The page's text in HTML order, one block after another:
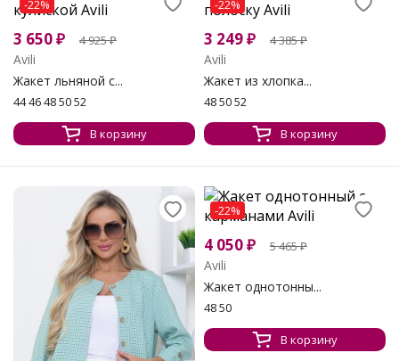
-22%
3 650₽ 4 925₽
Avili
Жакет льняной с...
44 46 48 50 52
В корзину
-22%
3 249₽ 4 385₽
Avili
Жакет из хлопка...
48 50 52
В корзину
-22%
4 050₽ 5 465₽
Avili
Жакет однотонны...
48 50
В корзину